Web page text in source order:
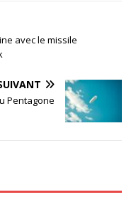
avec le missile
Pentagone